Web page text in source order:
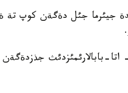
جيئرما جئل دةگةن كوپ
- اتا-بابالارئمئزدئث